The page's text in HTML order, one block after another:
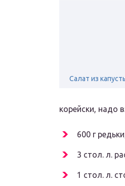
Салат из
корейски, надо
600 г
3 стол. л.
1 стол. л.